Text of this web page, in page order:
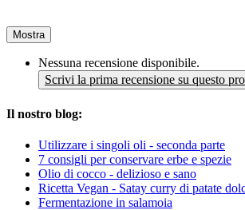
Mostra
Nessuna recensione disponibile.
Scrivi la prima recensione su questo
Il nostro blog:
Utilizzare i singoli oli - seconda parte
7 consigli per conservare erbe e spezie
Olio di cocco - delizioso e sano
Ricetta Vegan - Satay curry di patate
Fermentazione in salamoia